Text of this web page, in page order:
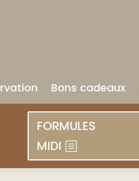
Bons cadeaux
FORMULES
MIDI